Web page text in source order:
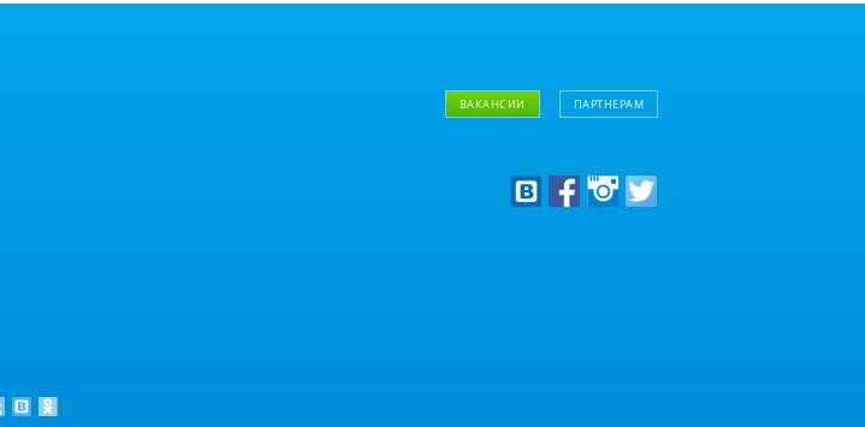
ВАКАНСИИ ПАРТНЕРАМ
Оптовым клиентам